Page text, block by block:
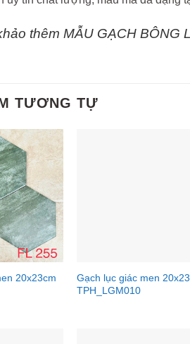
thêm MẪU GẠCH BÔNG
TƯƠNG TỰ
20x23cm
Gạch lục giác men
TPH_LGM010